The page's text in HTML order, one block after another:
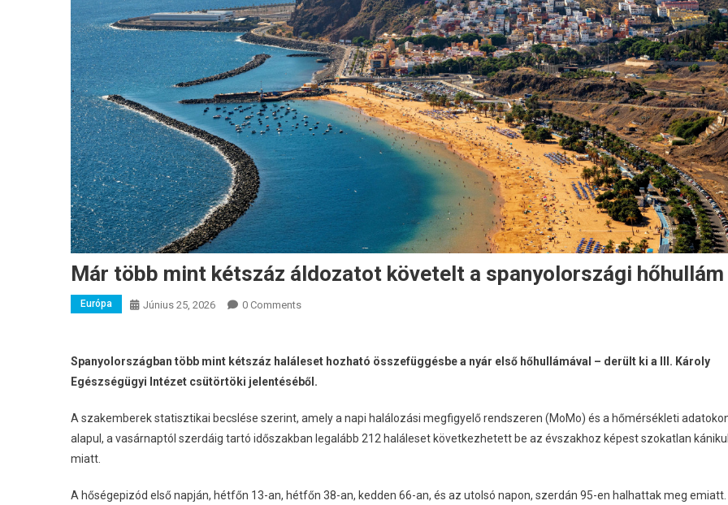
Már több mint kétszáz áldozatot követelt a spanyolországi hőhullám
Európa Június 25, 2026 0 Comments
Spanyolországban több mint kétszáz haláleset hozható összefüggésbe a nyár első hőhullámával – derült ki a III. Károly
Egészségügyi Intézet csütörtöki jelentéséből.
A szakemberek statisztikai becslése szerint, amely a napi halálozási megfigyelő rendszeren (MoMo) és a hőmérsékleti
alapul, a vasárnaptól szerdáig tartó időszakban legalább 212 haláleset következhetett be az évszakhoz képest szokatlan
miatt.
A hőségepizód első napján, hétfőn 13-an, hétfőn 38-an, kedden 66-an, és az utolsó napon, szerdán 95-en halhattak meg emiatt.